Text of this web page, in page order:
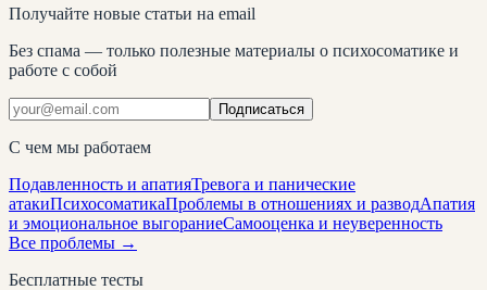
Получайте новые статьи на email
Без спама — только полезные материалы о психосоматике и
работе с собой
Подписаться
С чем мы работаем
Подавленность и апатияТревога и панические
атакиПсихосоматикаПроблемы в отношениях и разводАпатия
и эмоциональное выгораниеСамооценка и неуверенность
Все проблемы →
Бесплатные тесты